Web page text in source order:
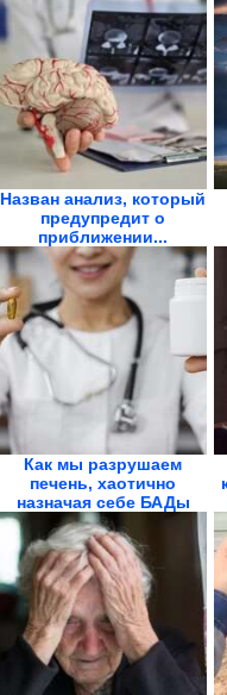
Назван анализ, который
предупредит о
приближении...
Как мы разрушаем
печень, хаотично
назначая себе БАДы